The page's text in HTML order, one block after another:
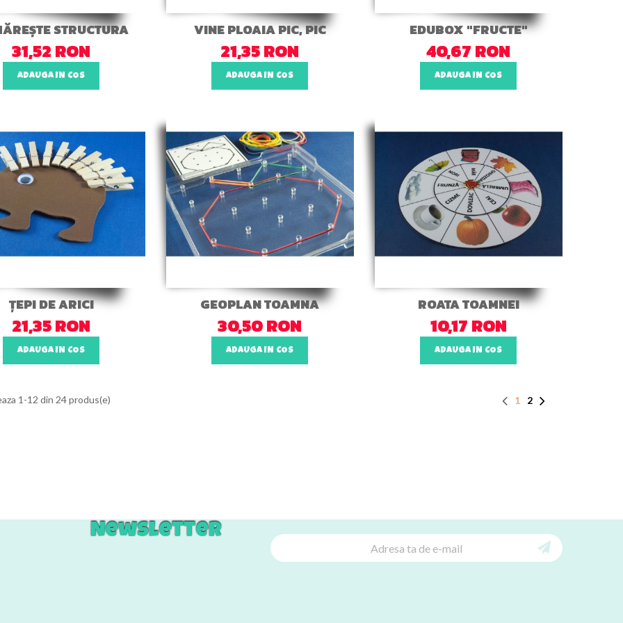
STRUCTURA
31,52 RON
ADAUGA IN COS
VINE PLOAIA PIC, PIC
21,35 RON
ADAUGA IN COS
EDUBOX "FRUCTE"
40,67 RON
ADAUGA IN COS
ȚEPI DE ARICI
21,35 RON
ADAUGA IN COS
GEOPLAN TOAMNA
30,50 RON
ADAUGA IN COS
ROATA TOAMNEI
10,17 RON
ADAUGA IN COS
1-12 din 24 produs(e) 1 2
Newsletter